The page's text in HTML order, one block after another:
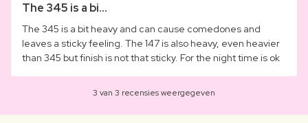
The 345 is a bi...
The 345 is a bit heavy and can cause comedones and
leaves a sticky feeling. The 147 is also heavy, even heavier
than 345 but finish is not that sticky. For the night time is ok
3 van 3 recensies weergegeven